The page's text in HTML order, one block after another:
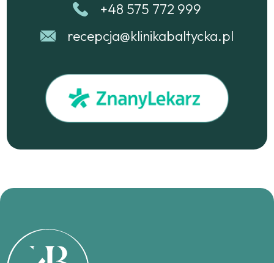
+48 575 772 999
recepcja@klinikabaltycka.pl